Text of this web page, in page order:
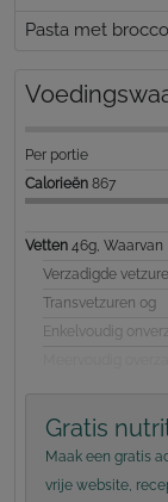
Pasta met
Per portie
Calorieën 867
Vetten 46g, Waarvan
Verzadigde
Transvetzuren 0g
Enkelvoudig
Gratis
Maak een gratis
vrije website,